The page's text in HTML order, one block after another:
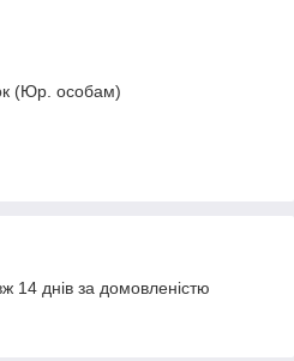
(Юр. особам)
14 днів за домовленістю